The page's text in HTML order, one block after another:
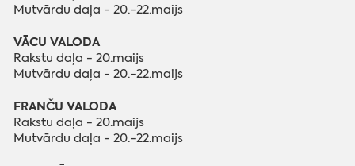
Mutvārdu daļa - 20.-22.maijs
VĀCU VALODA
Rakstu daļa - 20.maijs
Mutvārdu daļa - 20.-22.maijs
FRANČU VALODA
Rakstu daļa - 20.maijs
Mutvārdu daļa - 20.-22.maijs